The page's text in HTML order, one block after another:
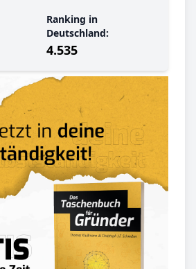
Ranking in
Deutschland:
4.535